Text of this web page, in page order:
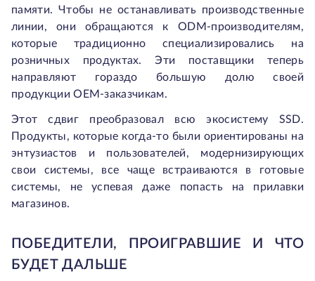
памяти. Чтобы не останавливать производственные
линии, они обращаются к ODM-производителям,
которые традиционно специализировались на
розничных продуктах. Эти поставщики теперь
направляют гораздо большую долю своей
продукции OEM-заказчикам.
Этот сдвиг преобразовал всю экосистему SSD.
Продукты, которые когда-то были ориентированы на
энтузиастов и пользователей, модернизирующих
свои системы, все чаще встраиваются в готовые
системы, не успевая даже попасть на прилавки
магазинов.
ПОБЕДИТЕЛИ, ПРОИГРАВШИЕ И ЧТО
БУДЕТ ДАЛЬШЕ